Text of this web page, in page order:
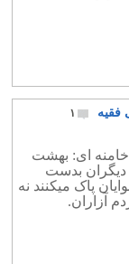
فقیه ۱
ای: بهشت
بدست
پاک میکنند نه
آزاران.